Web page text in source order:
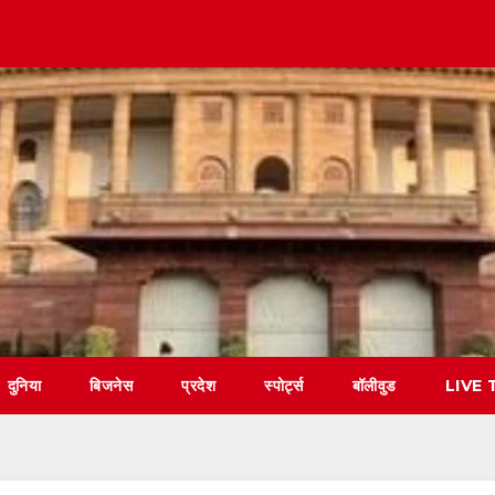
दुनिया बिजनेस प्रदेश स्पोर्ट्स बॉलीवुड LIVE